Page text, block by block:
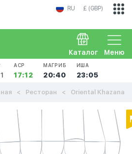
RU £ (GBP)
Меню
Каталог
АСР
17:12
МАГРИБ
20:40
ИША
23:05
Ресторан Oriental Khazana